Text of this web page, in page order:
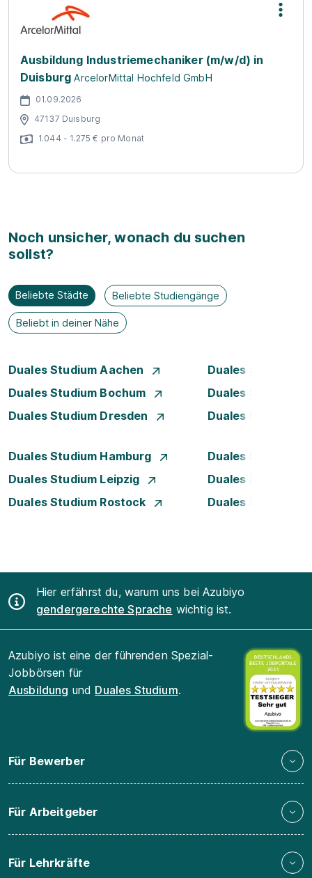
Ausbildung Industriemechaniker (m/w/d) in
Duisburg ArcelorMittal Hochfeld GmbH
01.09.2026
47137 Duisburg
1.044 - 1.275 € pro Monat
Noch unsicher, wonach du suchen
sollst?
Beliebte Städte Beliebte Studiengänge
Beliebt in deiner Nähe
Duales Studium Aachen
Duales Studium
Duales Studium Bochum
Duales Studium
Duales Studium Dresden
Duales Studium
Duales Studium Hamburg
Duales Studium
Duales Studium Leipzig
Duales Studium
Duales Studium Rostock
Duales Studium
Hier erfährst du, warum uns bei Azubiyo
gendergerechte Sprache wichtig ist.
Azubiyo ist eine der führenden Spezial-
Jobbörsen für
Ausbildung und Duales Studium.
Für Bewerber
Für Arbeitgeber
Für Lehrkräfte